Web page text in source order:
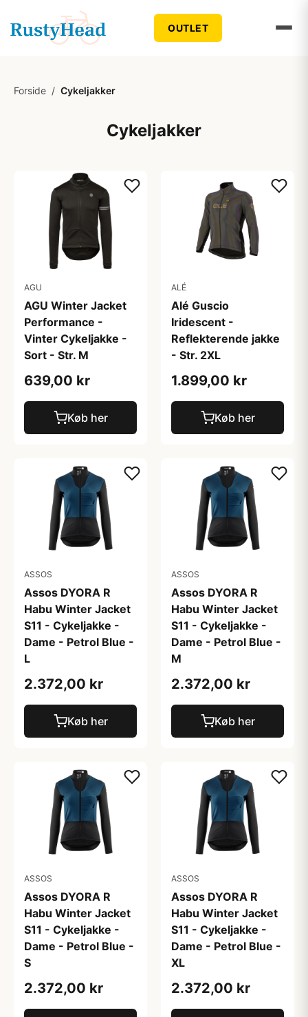
OUTLET
Forside / Cykeljakker
Cykeljakker
AGU
AGU Winter Jacket
Performance -
Vinter Cykeljakke -
Sort - Str. M
639,00 kr
Køb her
ALÉ
Alé Guscio
Iridescent -
Reflekterende jakke
- Str. 2XL
1.899,00 kr
Køb her
ASSOS
Assos DYORA R
Habu Winter Jacket
S11 - Cykeljakke -
Dame - Petrol Blue -
L
2.372,00 kr
Køb her
ASSOS
Assos DYORA R
Habu Winter Jacket
S11 - Cykeljakke -
Dame - Petrol Blue -
M
2.372,00 kr
Køb her
ASSOS
Assos DYORA R
Habu Winter Jacket
S11 - Cykeljakke -
Dame - Petrol Blue -
S
2.372,00 kr
ASSOS
Assos DYORA R
Habu Winter Jacket
S11 - Cykeljakke -
Dame - Petrol Blue -
XL
2.372,00 kr